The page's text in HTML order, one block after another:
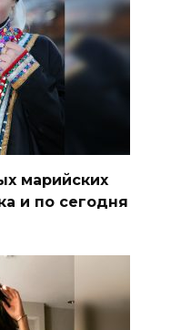
марийских
и по сегодня